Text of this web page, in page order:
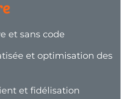
et sans code
et optimisation des
et fidélisation